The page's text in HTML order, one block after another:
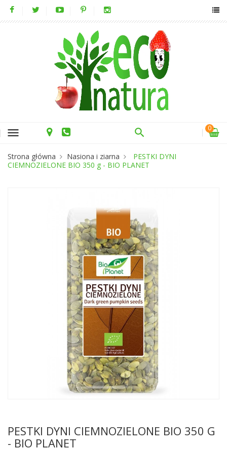
menu 0
Strona główna Nasiona i ziarna
PESTKI DYNI
CIEMNOZIELONE BIO 350 g - BIO PLANET
PESTKI DYNI CIEMNOZIELONE BIO 350 G
- BIO PLANET